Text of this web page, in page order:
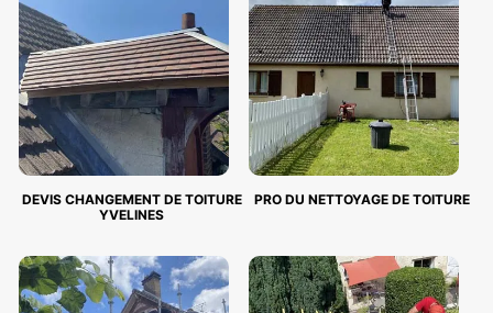
DEVIS CHANGEMENT DE TOITURE
YVELINES
PRO DU NETTOYAGE DE TOITURE